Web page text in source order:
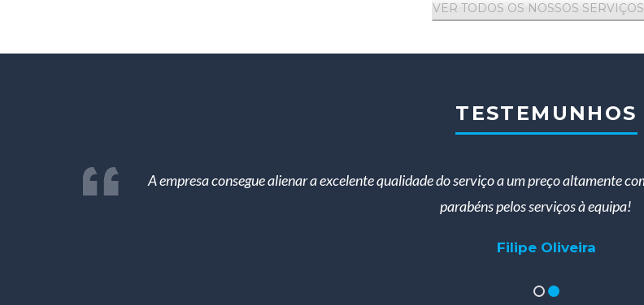
VER TODOS OS NOSSOS SERVIÇOS
TESTEMUNHOS
A empresa consegue alienar a excelente qualidade do serviço a um preço altamente
parabéns pelos serviços à equipa!
Filipe Oliveira